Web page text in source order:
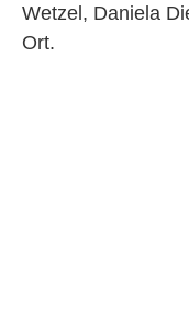
Wetzel, Daniela
Ort.